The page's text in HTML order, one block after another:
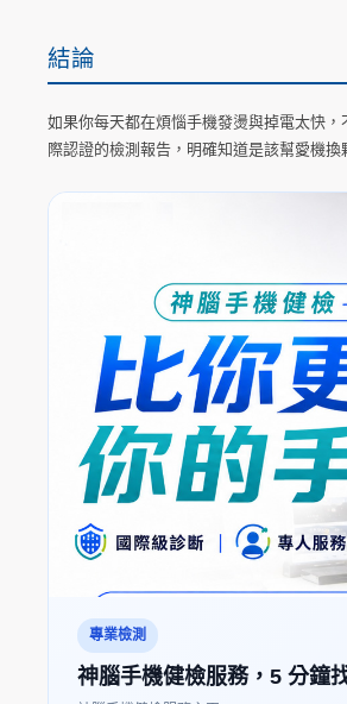
結論
如果你每天都在煩惱手機發燙與掉電太快
際認證的檢測報告，明確知道是該幫愛機
專業檢測
神腦手機健檢服務，5 分鐘